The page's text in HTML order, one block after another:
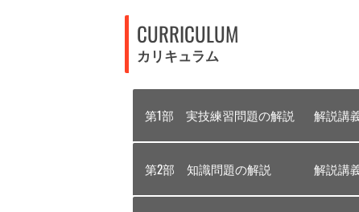
CURRICULUM
カリキュラム
第1部 実技練習問題の解説 解説講
第2部 知識問題の解説 解説講